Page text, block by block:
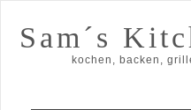
Sam´s
kochen, backen,